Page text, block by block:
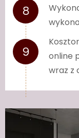
online
wraz z